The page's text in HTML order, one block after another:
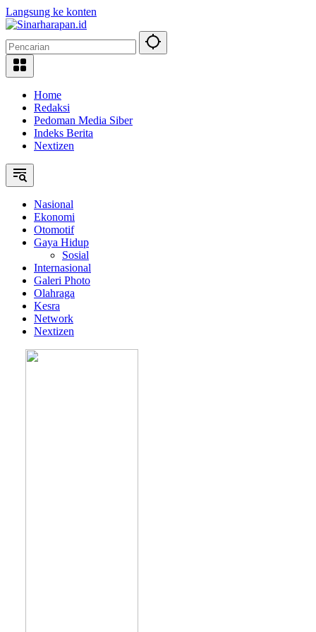
Langsung ke konten
Home
Redaksi
Pedoman Media Siber
Indeks Berita
Nextizen
Nasional
Ekonomi
Otomotif
Gaya Hidup
Sosial
Internasional
Galeri Photo
Olahraga
Kesra
Network
Nextizen